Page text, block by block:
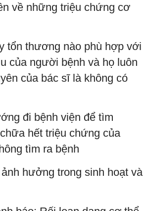
về những triệu chứng cơ
tổn thương nào phù hợp với
của người bệnh và họ luôn
của bác sĩ là không có
đi bệnh viện để tìm
hết triệu chứng của
tìm ra bệnh
hưởng trong sinh hoạt và